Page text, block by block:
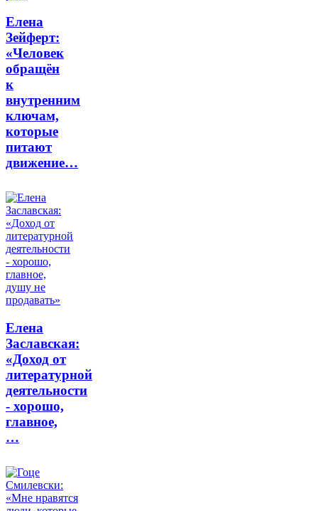
Елена
Зейферт:
«Человек
обращён
к
внутренним
ключам,
которые
питают
движение…
Елена
Заславская:
«Доход от
литературной
деятельности
- хорошо,
главное,
…